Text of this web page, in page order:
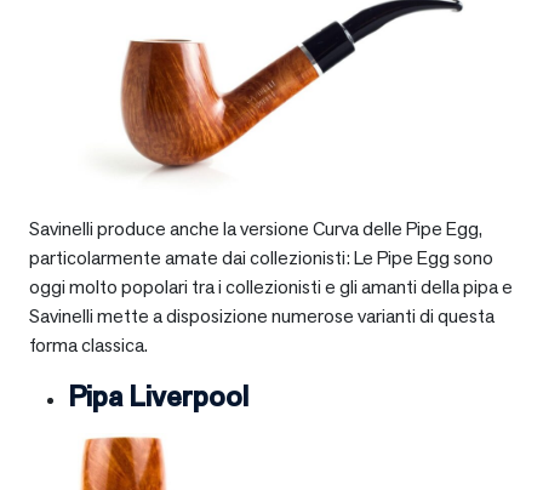
Savinelli produce anche la versione Curva delle Pipe Egg,
particolarmente amate dai collezionisti: Le Pipe Egg sono
oggi molto popolari tra i collezionisti e gli amanti della pipa e
Savinelli mette a disposizione numerose varianti di questa
forma classica.
Pipa Liverpool